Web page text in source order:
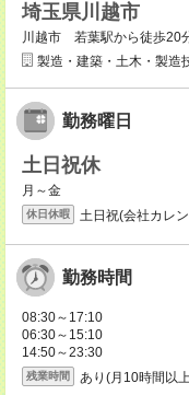
埼玉県川越市
川越市 若葉駅から徒歩20
製造・建築・土木・製造
勤務曜日
土日祝休
月～金
休日休暇 土日祝(会社カレ
勤務時間
08:30～17:10
06:30～15:10
14:50～23:30
残業時間 あり(月10時間以